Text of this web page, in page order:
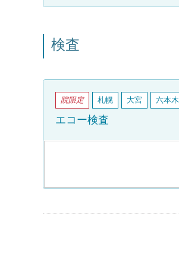
検査
院限定 札幌 大宮 六本木
エコー検査